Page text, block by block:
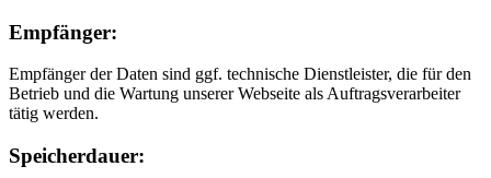
Empfänger:
Empfänger der Daten sind ggf. technische Dienstleister, die für den
Betrieb und die Wartung unserer Webseite als Auftragsverarbeiter
tätig werden.
Speicherdauer: